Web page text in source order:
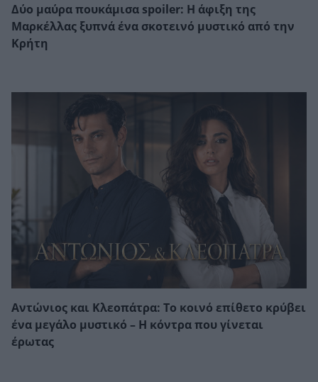
Δύο μαύρα πουκάμισα spoiler: Η άφιξη της
Μαρκέλλας ξυπνά ένα σκοτεινό μυστικό από την
Κρήτη
Αντώνιος και Κλεοπάτρα: Το κοινό επίθετο κρύβει
ένα μεγάλο μυστικό – Η κόντρα που γίνεται
έρωτας